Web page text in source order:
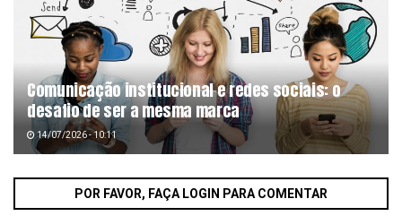
Comunicação institucional e redes sociais: o
desafio de ser a mesma marca
14/07/2026 - 10:11
POR FAVOR, FAÇA LOGIN PARA COMENTAR